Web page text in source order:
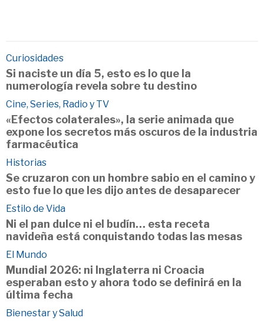
Curiosidades
Si naciste un día 5, esto es lo que la
numerología revela sobre tu destino
Cine, Series, Radio y TV
«Efectos colaterales», la serie animada que
expone los secretos más oscuros de la industria
farmacéutica
Historias
Se cruzaron con un hombre sabio en el camino y
esto fue lo que les dijo antes de desaparecer
Estilo de Vida
Ni el pan dulce ni el budín… esta receta
navideña está conquistando todas las mesas
El Mundo
Mundial 2026: ni Inglaterra ni Croacia
esperaban esto y ahora todo se definirá en la
última fecha
Bienestar y Salud